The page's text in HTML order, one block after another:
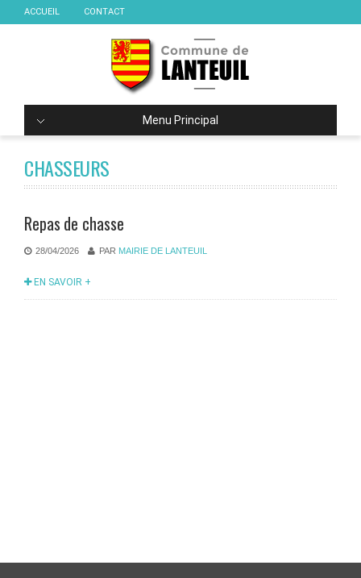
ACCUEIL CONTACT
Menu Principal
CHASSEURS
Repas de chasse
28/04/2026 PAR MAIRIE DE LANTEUIL
EN SAVOIR +